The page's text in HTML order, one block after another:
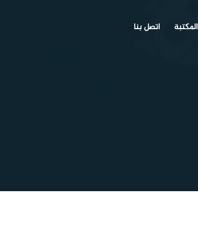
المكتبة اتصل بنا